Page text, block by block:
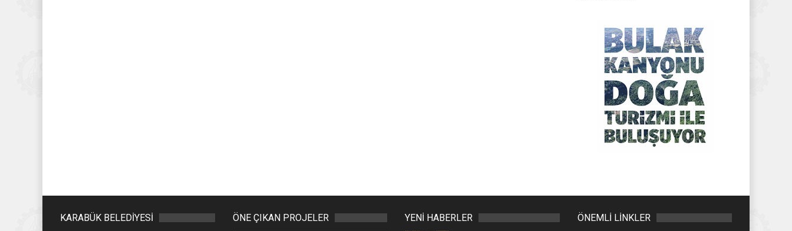
KARABÜK BELEDİYESİ ÖNE ÇIKAN PROJELER YENİ HABERLER ÖNEMLİ LİNKLER